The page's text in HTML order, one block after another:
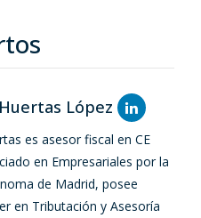
López
es asesor fiscal en CE
en Empresariales por la
de Madrid, posee
en Tributación y Asesoría